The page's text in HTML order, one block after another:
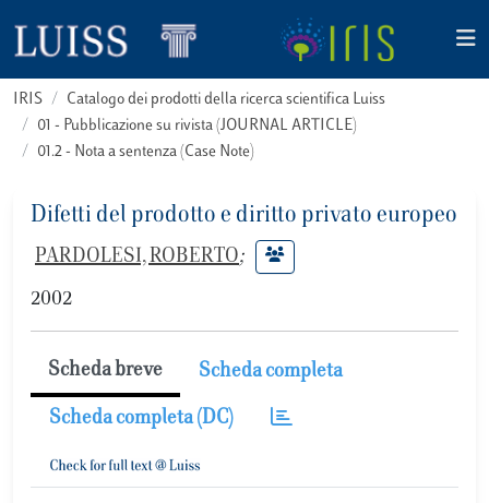
IRIS
Catalogo dei prodotti della ricerca scientifica Luiss
01 - Pubblicazione su rivista (JOURNAL ARTICLE)
01.2 - Nota a sentenza (Case Note)
Difetti del prodotto e diritto privato europeo
PARDOLESI, ROBERTO;
2002
Scheda breve Scheda completa
Scheda completa (DC)